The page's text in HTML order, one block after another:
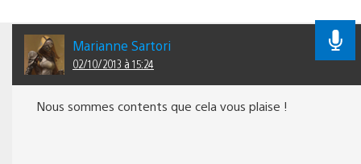
Marianne Sartori
02/10/2013 à 15:24
Nous sommes contents que cela vous plaise !